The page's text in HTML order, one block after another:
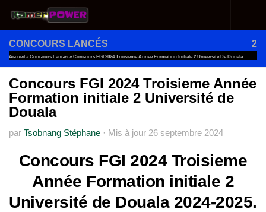
Au dessous du contenu
CONCOURS LANCÉS 2
Accueil » Concours Lancés » Concours FGI 2024 Troisieme Année Formation Initiale 2 Université De Douala
Concours FGI 2024 Troisieme Année
Formation initiale 2 Université de
Douala
par Tsobnang Stéphane · Mis à jour 26 septembre 2024
Concours FGI 2024 Troisieme
Année Formation initiale 2
Université de Douala 2024-2025.